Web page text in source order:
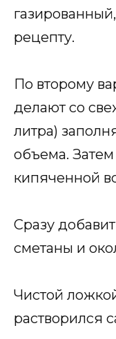
рецепту.
По второму
делают со
литра)
объема.
кипяченной
Сразу
сметаны и
Чистой
растворился